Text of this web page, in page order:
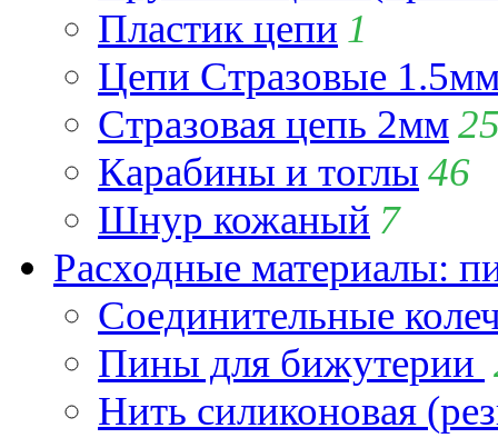
Пластик цепи 1
Цепи Стразовые
Стразовая цепь 2мм
Карабины и тоглы 46
Шнур кожаный 7
Расходные материалы:
Соединительные
Пины для бижутерии
Нить силиконовая